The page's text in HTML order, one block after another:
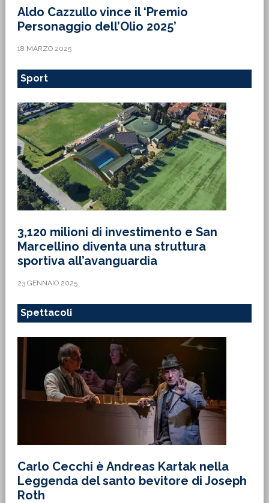
Aldo Cazzullo vince il ‘Premio
Personaggio dell’Olio 2025’
18 MARZO 2025
Sport
3,120 milioni di investimento e San
Marcellino diventa una struttura
sportiva all’avanguardia
23 GENNAIO 2025
Spettacoli
Carlo Cecchi è Andreas Kartak nella
Leggenda del santo bevitore di Joseph
Roth